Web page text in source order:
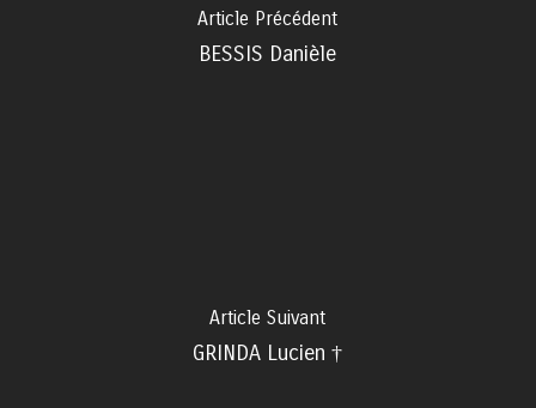
Article Précédent
BESSIS Danièle
Article Suivant
GRINDA Lucien †